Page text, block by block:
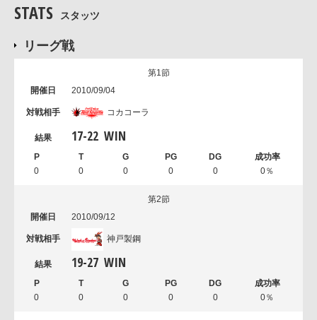
STATS スタッツ
リーグ戦
第1節
2010/09/04
コカコーラ
17-22 WIN
0 0 0 0 0 0％
第2節
2010/09/12
神戸製鋼
19-27 WIN
0 0 0 0 0 0％